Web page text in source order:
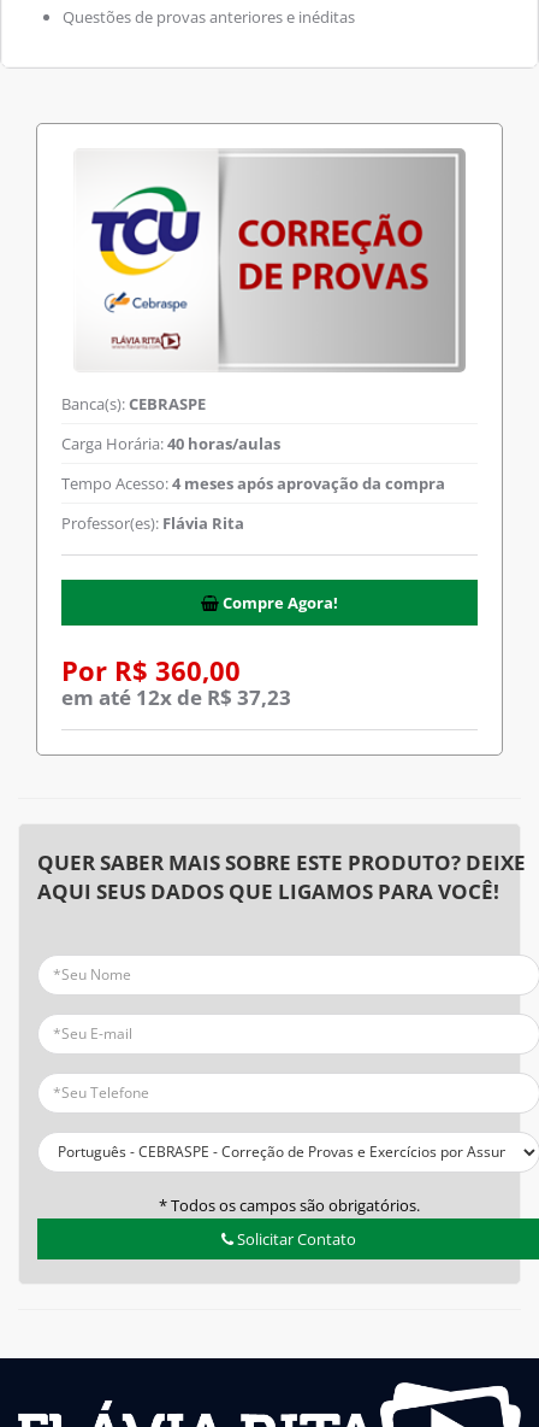
Questões de provas anteriores e inéditas
Banca(s):CEBRASPE
Carga Horária:40 horas/aulas
Tempo Acesso:4 meses após aprovação da compra
Professor(es): Flávia Rita
Compre Agora!
Por R$ 360,00
em até 12x de R$ 37,23
QUER SABER MAIS SOBRE ESTE PRODUTO? DEIXE
AQUI SEUS DADOS QUE LIGAMOS PARA VOCÊ!
* Todos os campos são obrigatórios.
Solicitar Contato